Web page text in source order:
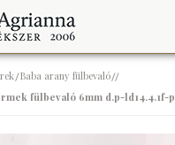
/Baba arany fülbevaló//
fülbevaló 6mm d.p-ld14.4.1f-p